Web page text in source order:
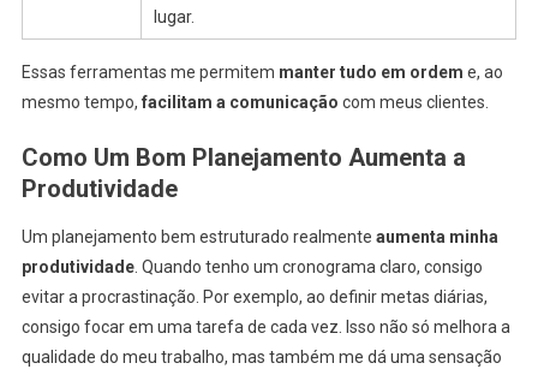
lugar.
Essas ferramentas me permitem manter tudo em ordem e, ao
mesmo tempo, facilitam a comunicação com meus clientes.
Como Um Bom Planejamento Aumenta a
Produtividade
Um planejamento bem estruturado realmente aumenta minha
produtividade. Quando tenho um cronograma claro, consigo
evitar a procrastinação. Por exemplo, ao definir metas diárias,
consigo focar em uma tarefa de cada vez. Isso não só melhora a
qualidade do meu trabalho, mas também me dá uma sensação